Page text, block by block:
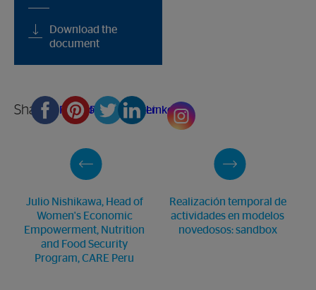
Download the
document
Share FacebookPinterestTwitterLinkedin
Julio Nishikawa, Head of
Women's Economic
Empowerment, Nutrition
and Food Security
Program, CARE Peru
Realización temporal de
actividades en modelos
novedosos: sandbox